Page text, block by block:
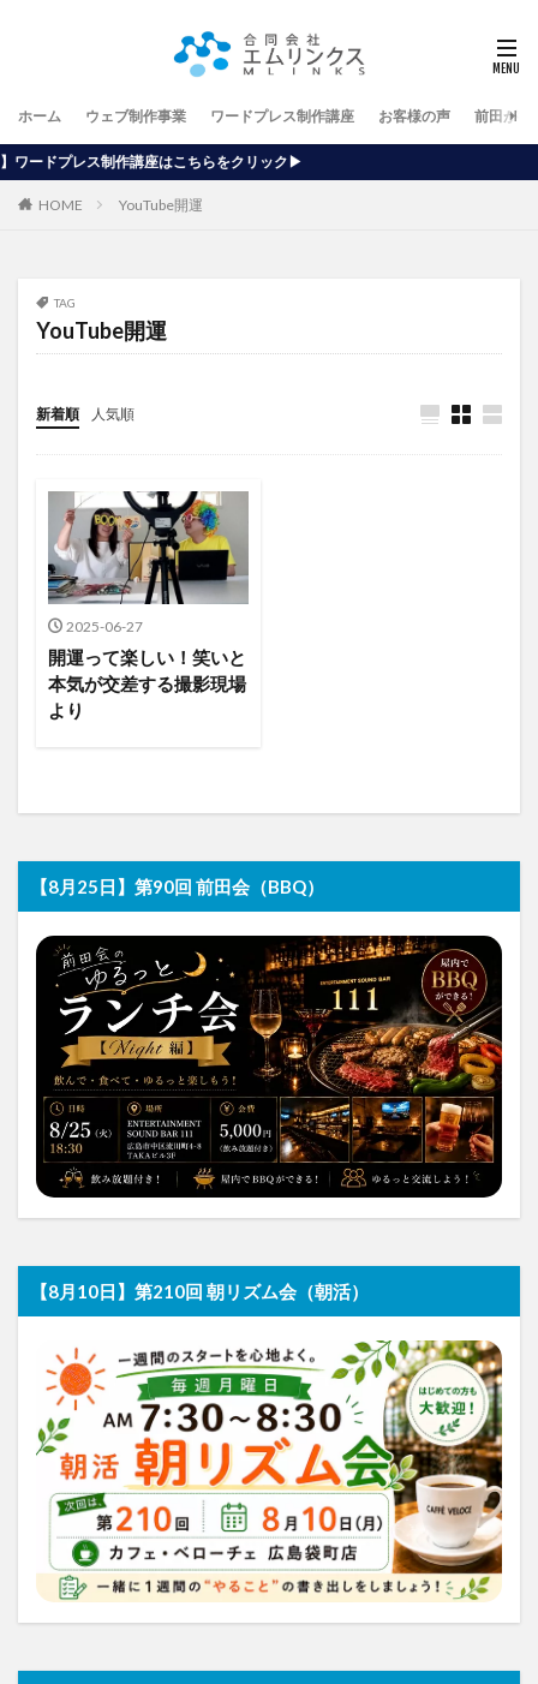
ホーム ウェブ制作事業 ワードプレス制作講座 お客様の声 前田が行
はこちらをクリック▶
HOME YouTube開運
TAG
YouTube開運
新着順 人気順
2025-06-27
開運って楽しい！笑いと
本気が交差する撮影現場
より
【8月25日】第90回 前田会（BBQ）
【8月10日】第210回 朝リズム会（朝活）